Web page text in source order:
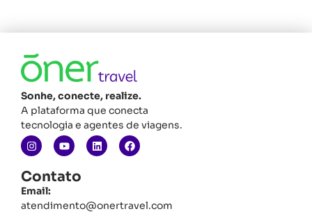
Sonhe, conecte, realize.
A plataforma que conecta
tecnologia e agentes de viagens.
Contato
Email:
atendimento@onertravel.com